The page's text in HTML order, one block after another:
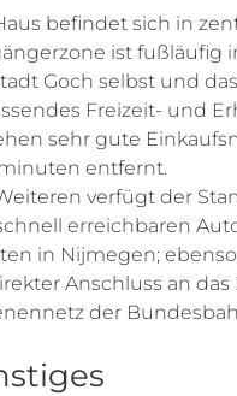
befindet sich in
ist fußläufig
Goch selbst und
Freizeit- und
sehr gute
entfernt.
verfügt der
erreichbaren
in Nijmegen;
Anschluss an
der